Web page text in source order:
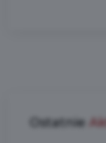
Ostatnie